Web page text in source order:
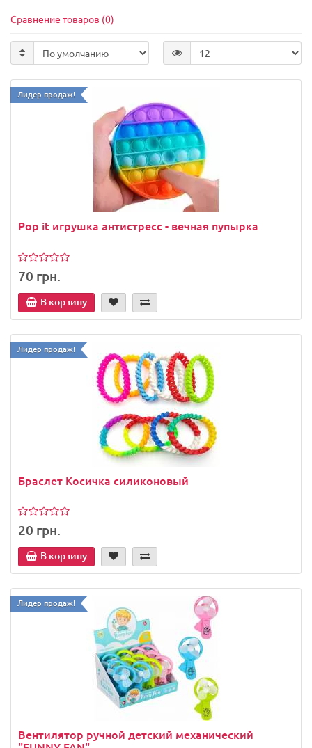
Сравнение товаров (0)
Лидер продаж!
Pop it игрушка антистресс - вечная пупырка
70 грн.
В корзину
Лидер продаж!
Браслет Косичка силиконовый
20 грн.
В корзину
Лидер продаж!
Вентилятор ручной детский механический